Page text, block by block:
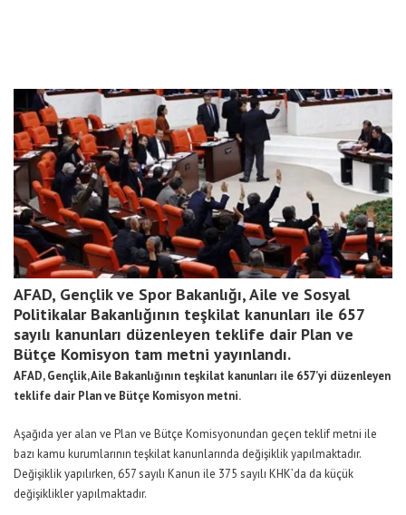
AFAD, Gençlik ve Spor Bakanlığı, Aile ve Sosyal
Politikalar Bakanlığının teşkilat kanunları ile 657
sayılı kanunları düzenleyen teklife dair Plan ve
Bütçe Komisyon tam metni yayınlandı.
AFAD, Gençlik, Aile Bakanlığının teşkilat kanunları ile 657’yi düzenleyen
teklife dair Plan ve Bütçe Komisyon metni.
Aşağıda yer alan ve Plan ve Bütçe Komisyonundan geçen teklif metni ile
bazı kamu kurumlarının teşkilat kanunlarında değişiklik yapılmaktadır.
Değişiklik yapılırken, 657 sayılı Kanun ile 375 sayılı KHK’da da küçük
değişiklikler yapılmaktadır.